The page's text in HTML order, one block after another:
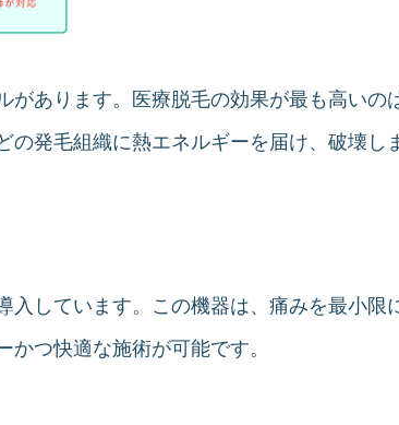
あります。医療脱毛の効果が最も高いの
発毛組織に熱エネルギーを届け、破壊し
しています。この機器は、痛みを最小
つ快適な施術が可能です。